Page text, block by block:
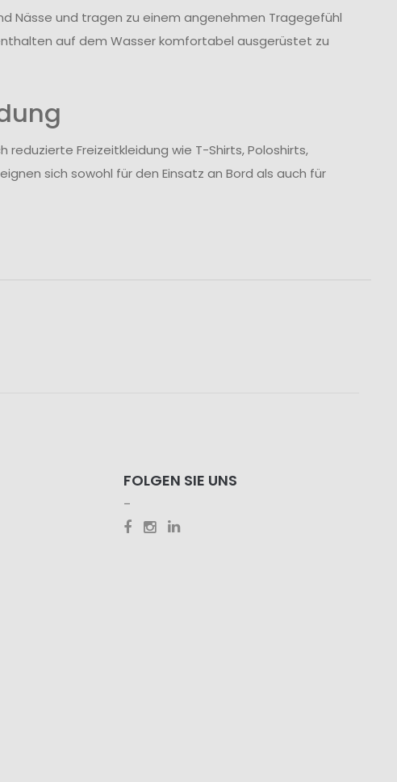
Nässe und tragen zu einem angenehmen Tragegefühl
auf dem Wasser komfortabel ausgerüstet zu
Freizeitkleidung wie T-Shirts, Poloshirts,
sich sowohl für den Einsatz an Bord als auch für
FOLGEN SIE UNS